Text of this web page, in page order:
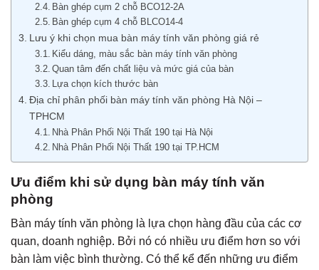
Bàn ghép cụm 2 chỗ BCO12-2A
Bàn ghép cụm 4 chỗ BLCO14-4
Lưu ý khi chọn mua bàn máy tính văn phòng giá rẻ
Kiểu dáng, màu sắc bàn máy tính văn phòng
Quan tâm đến chất liệu và mức giá của bàn
Lựa chọn kích thước bàn
Địa chỉ phân phối bàn máy tính văn phòng Hà Nội –
TPHCM
Nhà Phân Phối Nội Thất 190 tại Hà Nội
Nhà Phân Phối Nội Thất 190 tại TP.HCM
Ưu điểm khi sử dụng bàn máy tính văn
phòng
Bàn máy tính văn phòng là lựa chọn hàng đầu của các cơ
quan, doanh nghiệp. Bởi nó có nhiều ưu điểm hơn so với
bàn làm việc bình thường. Có thể kể đến những ưu điểm